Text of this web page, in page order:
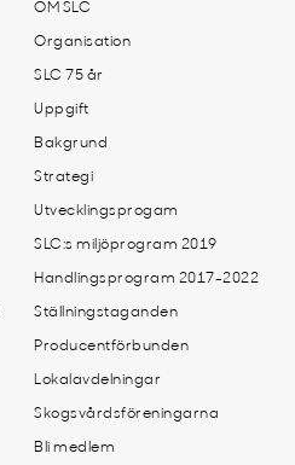
OM SLC
Organisation
SLC 75 år
Uppgift
Bakgrund
Strategi
Utvecklingsprogam
SLC:s miljöprogram 2019
Handlingsprogram 2017-2022
Ställningstaganden
Producentförbunden
Lokalavdelningar
Skogsvårdsföreningarna
Bli medlem